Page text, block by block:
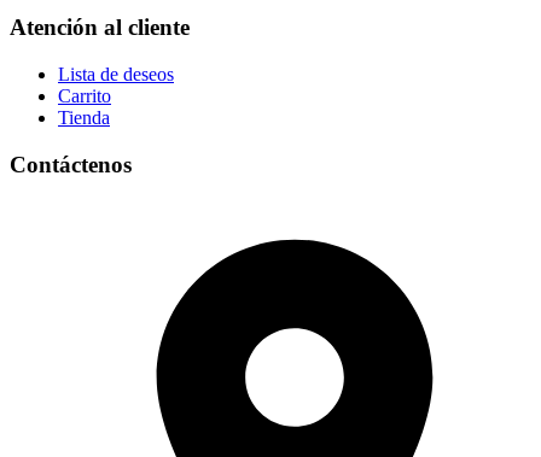
Atención al cliente
Lista de deseos
Carrito
Tienda
Contáctenos